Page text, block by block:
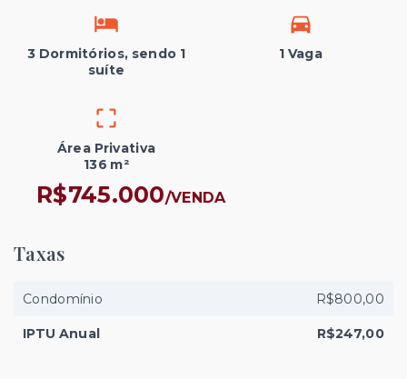
3 Dormitórios, sendo 1
suíte
1 Vaga
Área Privativa
136 m²
R$745.000/VENDA
Taxas
Condomínio R$800,00
IPTU Anual R$247,00